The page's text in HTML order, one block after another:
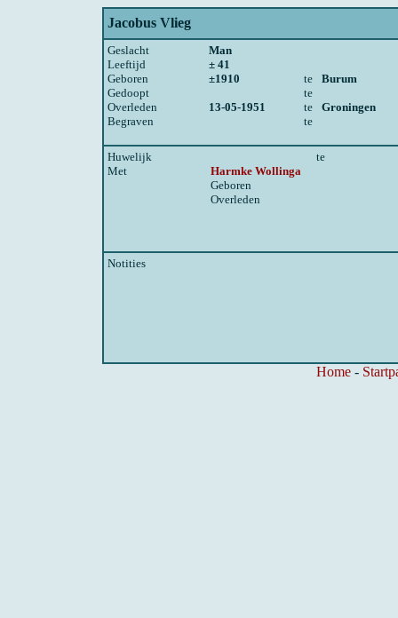
Jacobus Vlieg
Geslacht
Man
Leeftijd
± 41
Geboren
±1910 te
Burum
Gedoopt
te
Overleden
13-05-1951 te
Groningen
Begraven
te
Huwelijk
te
Met
Harmke Wollinga
Geboren
Overleden
Notities
Home-